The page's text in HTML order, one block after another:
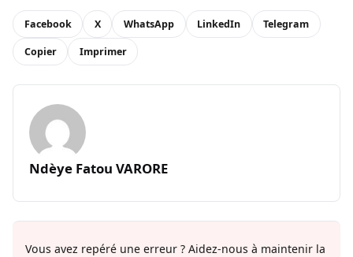
Facebook X WhatsApp LinkedIn Telegram
Copier Imprimer
Ndèye Fatou VARORE
Vous avez repéré une erreur ? Aidez-nous à maintenir la